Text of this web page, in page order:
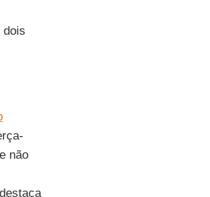
não